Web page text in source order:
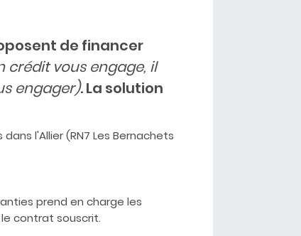
de financer
crédit vous engage, il
engager). La solution
l'Allier (RN7 Les Bernachets
prend en charge les
contrat souscrit.